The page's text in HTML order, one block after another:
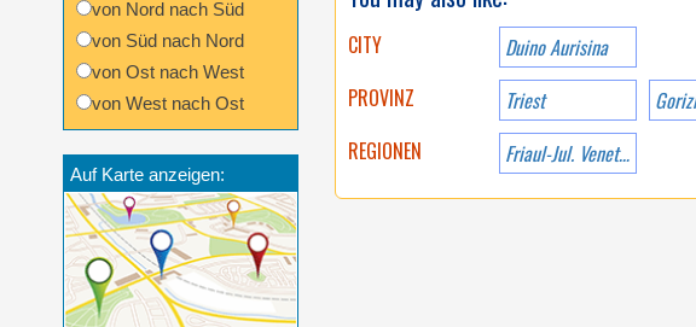
von Nord nach Süd
von Süd nach Nord
von Ost nach West
von West nach Ost
Auf Karte anzeigen:
CITY
Duino Aurisina
PROVINZ
Triest
REGIONEN
Friaul-Jul. Venetien